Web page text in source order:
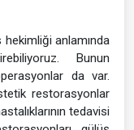
anlamında
Bunun
da var.
restorasyonlar
tedavisi